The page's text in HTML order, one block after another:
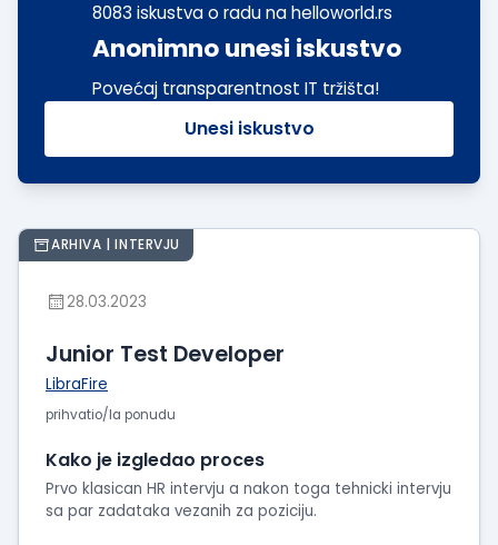
8083 iskustva o radu na helloworld.rs
Anonimno unesi iskustvo
Povećaj transparentnost IT tržišta!
Unesi iskustvo
ARHIVA | INTERVJU
28.03.2023
Junior Test Developer
LibraFire
prihvatio/la ponudu
Kako je izgledao proces
Prvo klasican HR intervju a nakon toga tehnicki intervju
sa par zadataka vezanih za poziciju.